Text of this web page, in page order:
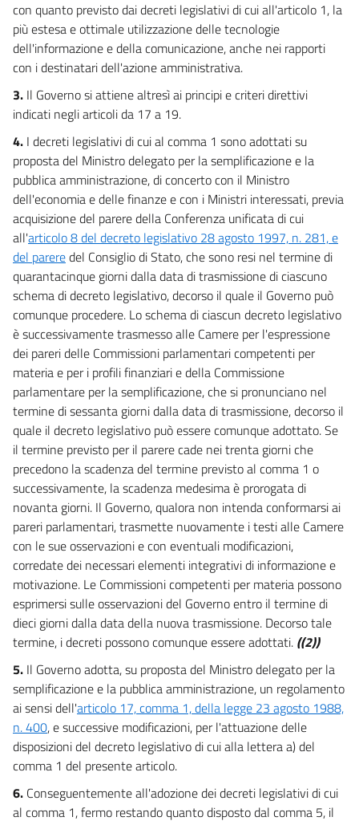
con quanto previsto dai decreti legislativi di cui all'articolo 1, la
più estesa e ottimale utilizzazione delle tecnologie
dell'informazione e della comunicazione, anche nei rapporti
con i destinatari dell'azione amministrativa.
3. Il Governo si attiene altresì ai principi e criteri direttivi
indicati negli articoli da 17 a 19.
4. I decreti legislativi di cui al comma 1 sono adottati su
proposta del Ministro delegato per la semplificazione e la
pubblica amministrazione, di concerto con il Ministro
dell'economia e delle finanze e con i Ministri interessati, previa
acquisizione del parere della Conferenza unificata di cui
all'articolo 8 del decreto legislativo 28 agosto 1997, n. 281, e
del pareredel Consiglio di Stato, che sono resi nel termine di
quarantacinque giorni dalla data di trasmissione di ciascuno
schema di decreto legislativo, decorso il quale il Governo può
comunque procedere. Lo schema di ciascun decreto legislativo
è successivamente trasmesso alle Camere per l'espressione
dei pareri delle Commissioni parlamentari competenti per
materia e per i profili finanziari e della Commissione
parlamentare per la semplificazione, che si pronunciano nel
termine di sessanta giorni dalla data di trasmissione, decorso il
quale il decreto legislativo può essere comunque adottato. Se
il termine previsto per il parere cade nei trenta giorni che
precedono la scadenza del termine previsto al comma 1 o
successivamente, la scadenza medesima è prorogata di
novanta giorni. Il Governo, qualora non intenda conformarsi ai
pareri parlamentari, trasmette nuovamente i testi alle Camere
con le sue osservazioni e con eventuali modificazioni,
corredate dei necessari elementi integrativi di informazione e
motivazione. Le Commissioni competenti per materia possono
esprimersi sulle osservazioni del Governo entro il termine di
dieci giorni dalla data della nuova trasmissione. Decorso tale
termine, i decreti possono comunque essere adottati. ((2))
5. Il Governo adotta, su proposta del Ministro delegato per la
semplificazione e la pubblica amministrazione, un regolamento
ai sensi dell'articolo 17, comma 1, della legge 23 agosto 1988,
n. 400, e successive modificazioni, per l'attuazione delle
disposizioni del decreto legislativo di cui alla lettera a) del
comma 1 del presente articolo.
6. Conseguentemente all'adozione dei decreti legislativi di cui
al comma 1, fermo restando quanto disposto dal comma 5, il